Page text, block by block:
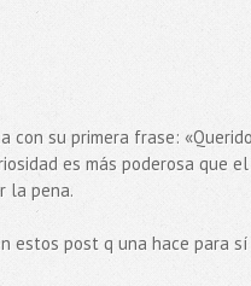
con su primera frase:
es más poderosa que el
la pena.
estos post q una hace para sí